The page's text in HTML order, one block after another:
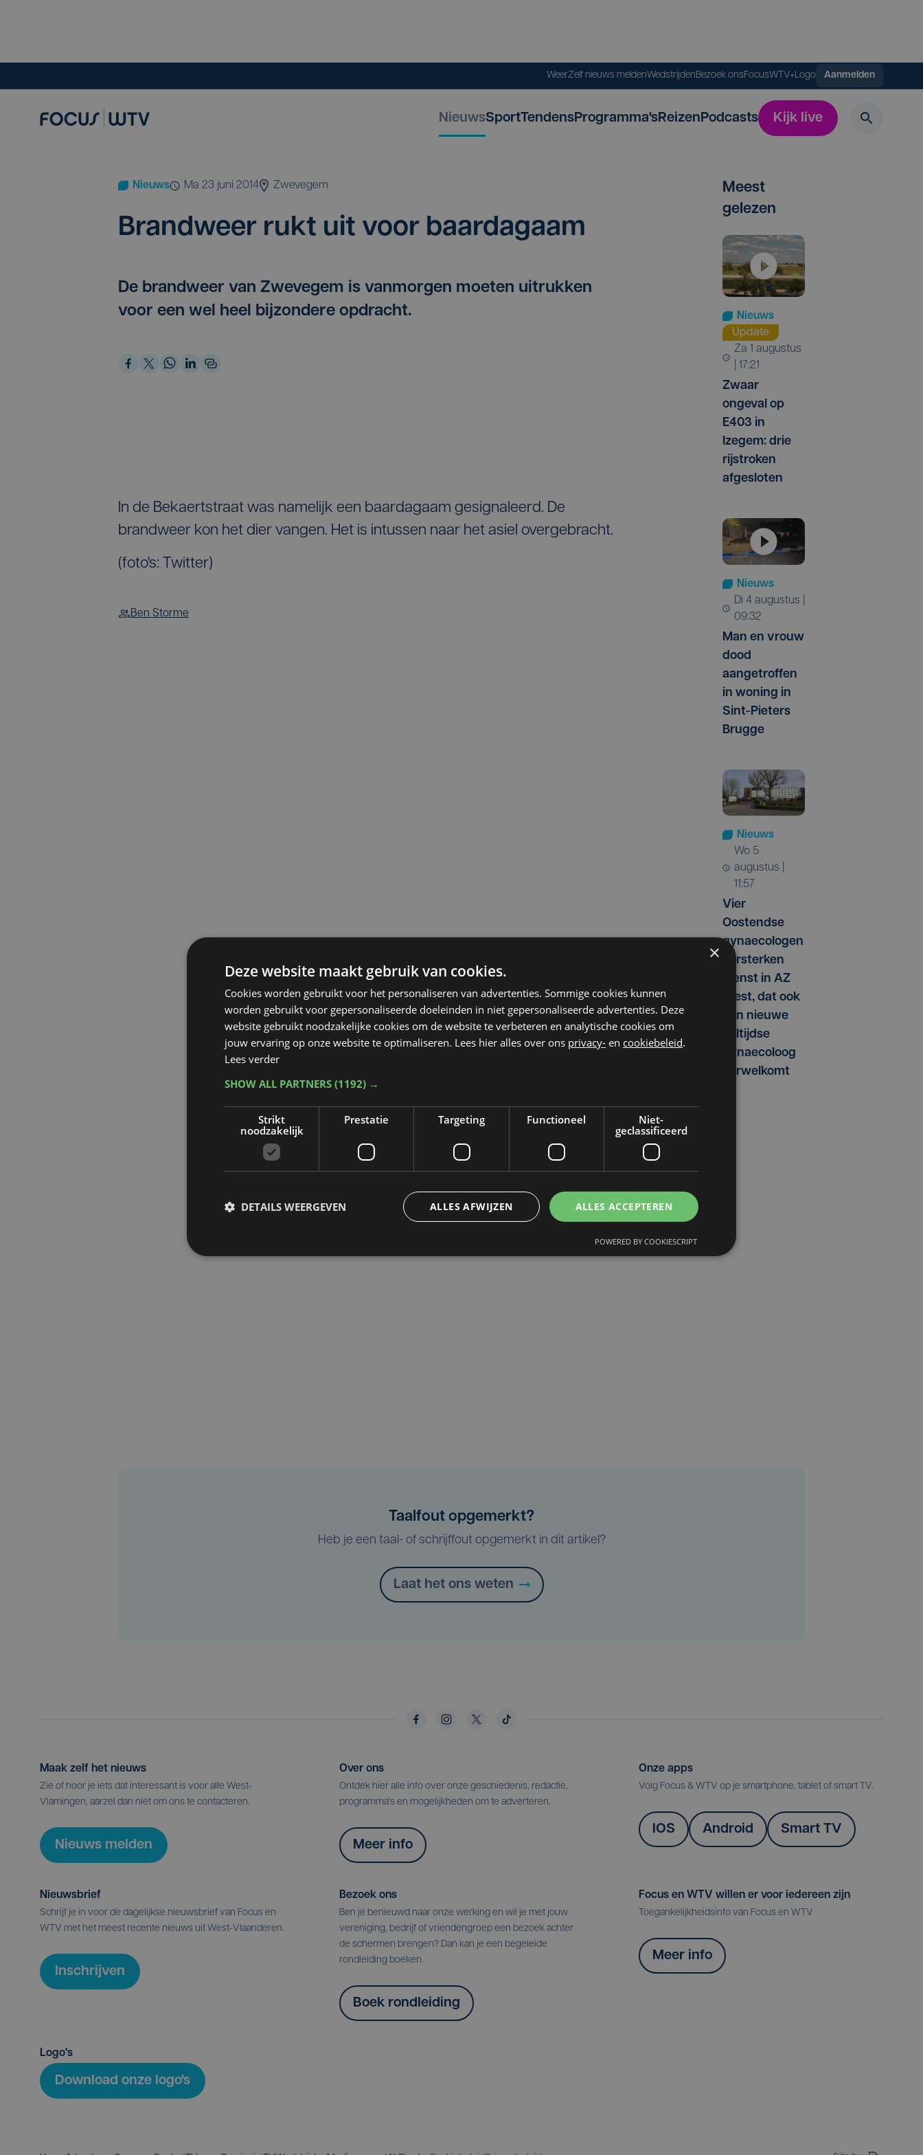
WeerZelf nieuws meldenWedstrijdenBezoek onsFocusWTV+Logo Aanmelden
NieuwsSportTendensProgramma'sReizenPodcasts Kijk live
Nieuws ma 23 juni 2014 Zwevegem
Brand­weer rukt uit voor baardagaam
De brandweer van Zwevegem is vanmorgen moeten uitrukken
voor een wel heel bijzondere opdracht.
In de Bekaertstraat was namelijk een baardagaam gesignaleerd. De
brandweer kon het dier vangen. Het is intussen naar het asiel overgebracht.
(foto's: Twitter)
Ben Storme
Meest
gelezen
Nieuws
Update
za 1 augustus
| 17:21
Zwaar
ongeval op
E403 in
Izegem: drie
rijstroken
afgesloten
Nieuws
di 4 augustus |
09:32
Man en vrouw
dood
aangetroffen
in woning in
Sint-Pieters
Brugge
Nieuws
wo 5
augustus |
11:57
Vier
Oostendse
gynaecologen
versterken
dienst in AZ
West, dat ook
een nieuwe
voltijdse
gynaecoloog
verwelkomt
Taalfout opgemerkt?
Heb je een taal- of schrijffout opgemerkt in dit artikel?
Laat het ons weten
Maak zelf het nieuws
Zie of hoor je iets dat interessant is voor alle West-
Vlamingen, aarzel dan niet om ons te contacteren.
Nieuws melden
Over ons
Ontdek hier alle info over onze geschiedenis, redactie,
programma's en mogelijkheden om te adverteren.
Meer info
Onze apps
Volg Focus & WTV op je smartphone, tablet of smart TV.
IOS Android Smart TV
Nieuwsbrief
Schrijf je in voor de dagelijkse nieuwsbrief van Focus en
WTV met het meest recente nieuws uit West-Vlaanderen.
Inschrijven
Bezoek ons
Ben je benieuwd naar onze werking en wil je met jouw
vereniging, bedrijf of vriendengroep een bezoek achter
de schermen brengen? Dan kan je een begeleide
rondleiding boeken.
Boek rondleiding
Focus en WTV willen er voor iedereen zijn
Toegankelijkheidsinfo van Focus en WTV
Meer info
Logo's
Download onze logo's
×
Deze website maakt gebruik van cookies.
Cookies worden gebruikt voor het personaliseren van advertenties. Sommige cookies kunnen
worden gebruikt voor gepersonaliseerde doeleinden in niet gepersonaliseerde advertenties. Deze
website gebruikt noodzakelijke cookies om de website te verbeteren en analytische cookies om
jouw ervaring op onze website te optimaliseren. Lees hier alles over ons privacy- en cookiebeleid.
Lees verder
SHOW ALL PARTNERS (1192) →
Strikt
noodzakelijk
Prestatie Targeting Functioneel
Niet-
geclassificeerd
ALLES ACCEPTEREN
ALLES AFWIJZEN
DETAILS WEERGEVEN
POWERED BY COOKIESCRIPT